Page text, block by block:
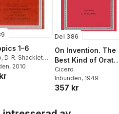
1–6
, D. R. Shackleton
, 2010
Del 386
On Invention. The
Best Kind of
Topics
Cicero
Inbunden, 1949
357 kr